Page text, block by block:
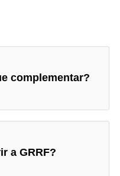
complementar?
a GRRF?